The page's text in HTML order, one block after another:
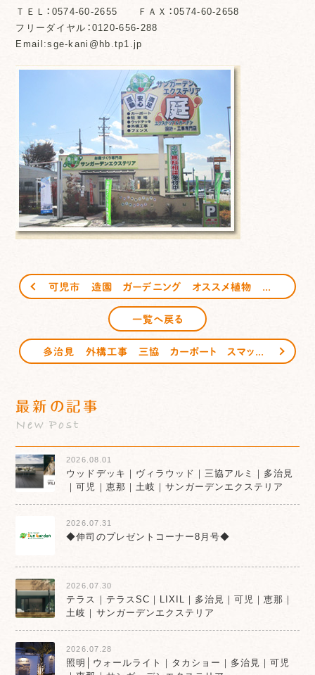
ＴＥＬ：0574-60-2655 ＦＡＸ：0574-60-2658
フリーダイヤル：0120-656-288
Email:sge-kani@hb.tp1.jp
一覧へ戻る
最新の記事
New Post
2026.08.01
ウッドデッキ｜ヴィラウッド｜三協アルミ｜多治見
｜可児｜恵那｜土岐｜サンガーデンエクステリア
2026.07.31
◆伸司のプレゼントコーナー8月号◆
2026.07.30
テラス｜テラスSC｜LIXIL｜多治見｜可児｜恵那｜
土岐｜サンガーデンエクステリア
2026.07.28
照明│ウォールライト｜タカショー｜多治見｜可児